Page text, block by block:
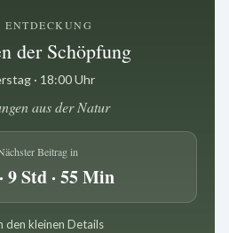
ENTDECKUNG
der Schöpfung
· 18:00 Uhr
aus der Natur
Beitrag in
9 Std · 55 Min
den kleinen Details